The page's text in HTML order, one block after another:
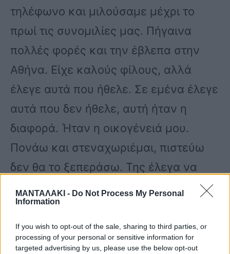
ΜΑΝΤΑΛΑΚΙ - Do Not Process My Personal
Information
If you wish to opt-out of the sale, sharing to third parties, or
processing of your personal or sensitive information for
targeted advertising by us, please use the below opt-out
τηλέφωνο και μιλούσαμε μέχρι το
πρωί τις συνομιλίες μας. Πήγαινα
πολλές φορές και την έβλεπα στην
Αθήνα. Είχε καλούς φίλους, αλλά
έλεγε αυτά που ήθελε. Σε εμένα έλεγε
αυτά που δεν ήθελε, αυτή ήταν η
διαφορά. Ήταν η οικογένειά μου.
Πονάω και στεναχωριέμαι, πιστεύω
δεν θα το ξεπεράσω. Της έλεγα να
μην μένει μόνη της», είπε αρχικά.
«Τέσσερις μέρες πριν γίνει το κακό
είχε πέσει πάλι. Ήταν παντογνώστης